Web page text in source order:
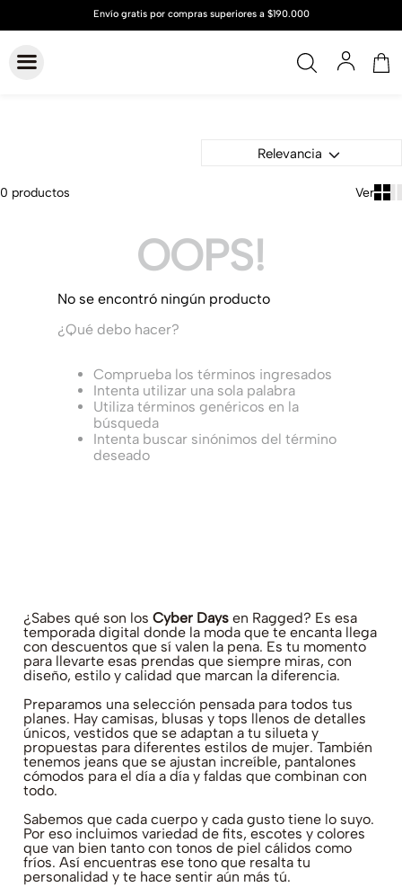
Relevancia
0 productos
OOPS!
No se encontró ningún producto
¿Qué debo hacer?
Comprueba los términos ingresados
Intenta utilizar una sola palabra
Utiliza términos genéricos en la
búsqueda
Intenta buscar sinónimos del término
deseado
¿Sabes qué son losCyber Days en Ragged? Es esa
temporada digital donde la moda que te encanta llega
con descuentos que sí valen la pena. Es tu momento
para llevarte esas prendas que siempre miras, con
diseño, estilo y calidad que marcan la diferencia.
Preparamos una selección pensada para todos tus
planes. Hay camisas, blusas y tops llenos de detalles
únicos, vestidos que se adaptan a tu silueta y
propuestas para diferentes estilos de mujer. También
tenemos jeans que se ajustan increíble, pantalones
cómodos para el día a día y faldas que combinan con
todo.
Sabemos que cada cuerpo y cada gusto tiene lo suyo.
Por eso incluimos variedad de fits, escotes y colores
que van bien tanto con tonos de piel cálidos como
fríos. Así encuentras ese tono que resalta tu
personalidad y te hace sentir aún más tú.